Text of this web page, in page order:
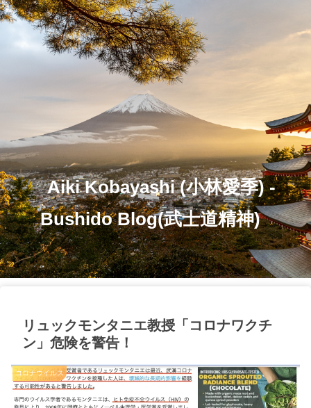
Aiki Kobayashi (小林愛季) -
Bushido Blog(武士道精神)
リュックモンタニエ教授「コロナワクチ
ン」危険を警告！
コロナウイルス